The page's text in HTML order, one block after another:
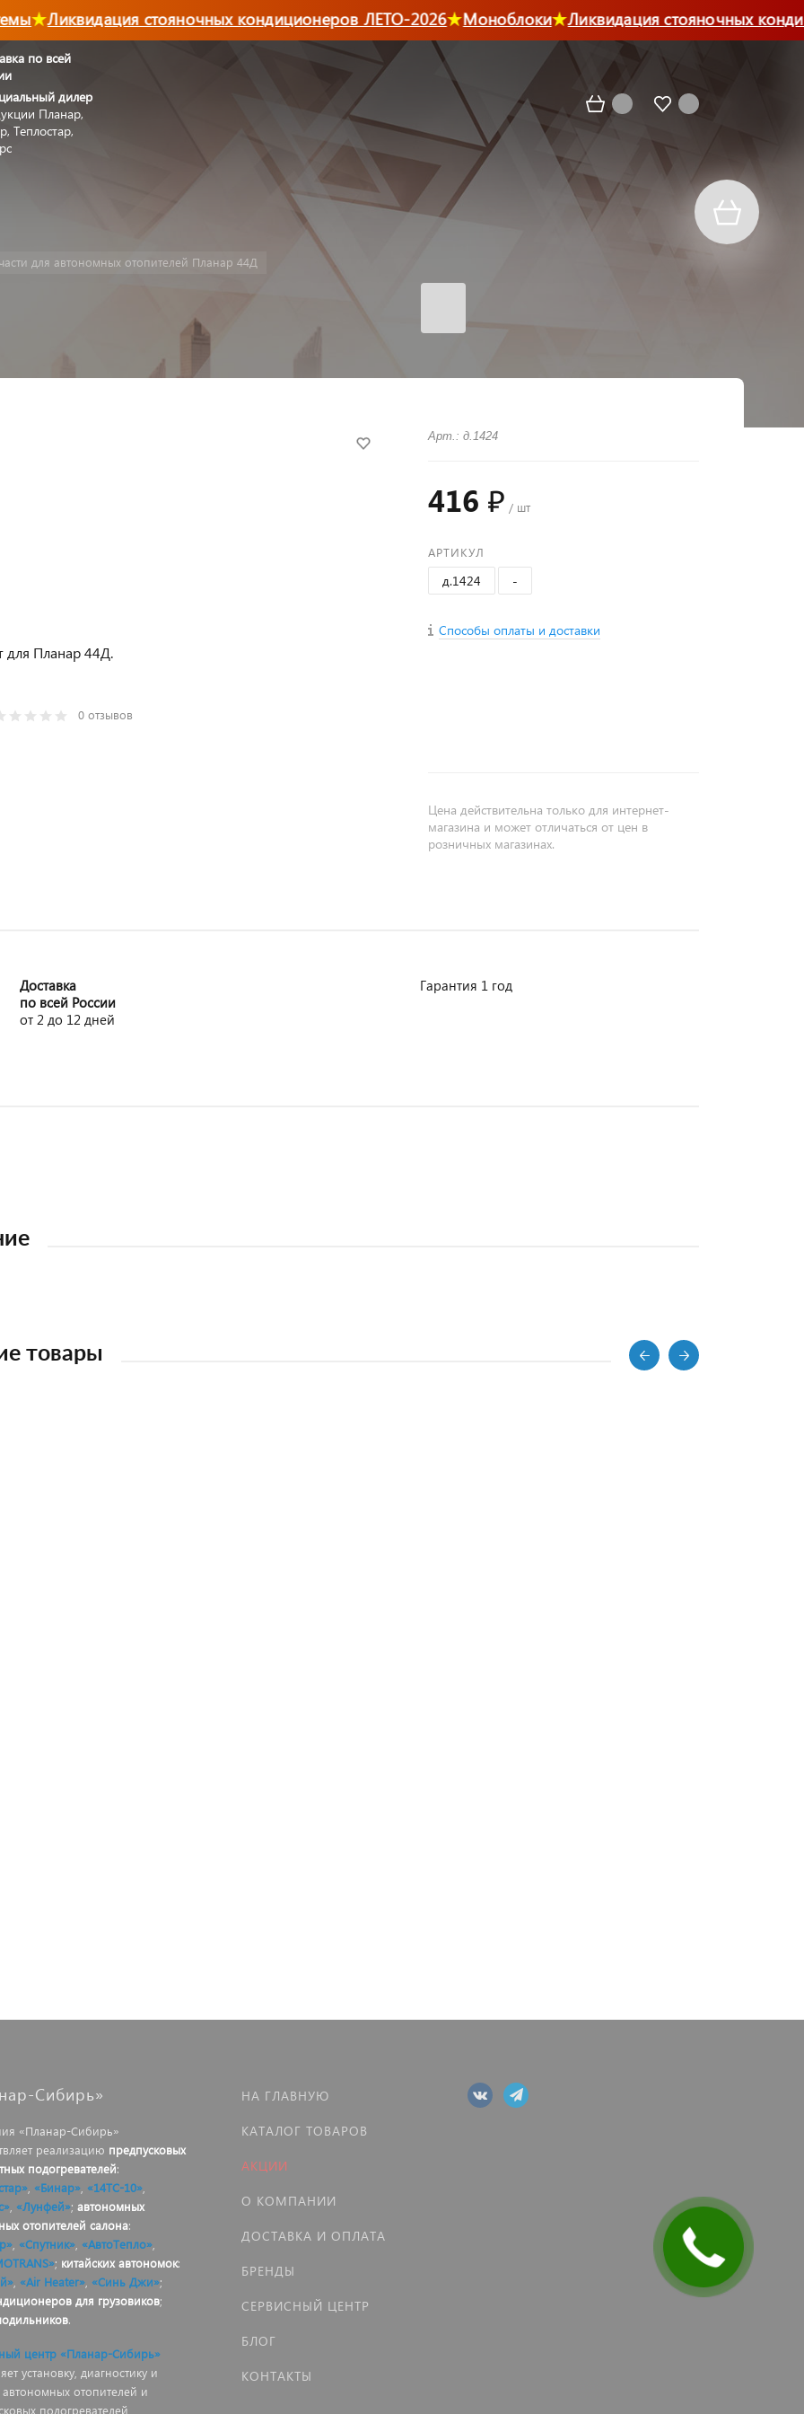
Ликвидация стояночных кондиционеров ЛЕТО-2026 Моноблоки Ликвидация стояночных
по всей
дилер
Планар,
Теплостар,
для автономных отопителей Планар 44Д
для Планар 44Д.
0 отзывов
Арт.: д.1424
416 ₽ / шт
АРТИКУЛ
д.1424 -
Способы оплаты и доставки
Цена действительна только для интернет-
магазина и может отличаться от цен в
розничных магазинах.
Доставка
по всей России
от 2 до 12 дней
Гарантия 1 год
товары
Сибирь»
«Планар-Сибирь»
реализацию предпусковых
подогревателей:
«Бинар» «14ТС-10»
«Лунфей»; автономных
отопителей салона:
«Спутник» «АвтоТепло»
; китайских автономок:
«Air Heater» «Синь Джи»;
для грузовиков;
.
центр «Планар-Сибирь»
установку, диагностику и
отопителей и
подогревателей
НА ГЛАВНУЮ
КАТАЛОГ ТОВАРОВ
АКЦИИ
О КОМПАНИИ
ДОСТАВКА И ОПЛАТА
БРЕНДЫ
СЕРВИСНЫЙ ЦЕНТР
БЛОГ
КОНТАКТЫ